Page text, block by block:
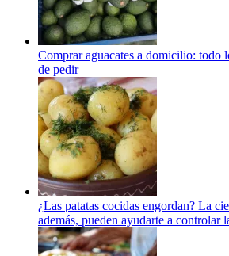
Comprar aguacates a domicilio: todo
de pedir
¿Las patatas cocidas engordan? La
además, pueden ayudarte a controlar